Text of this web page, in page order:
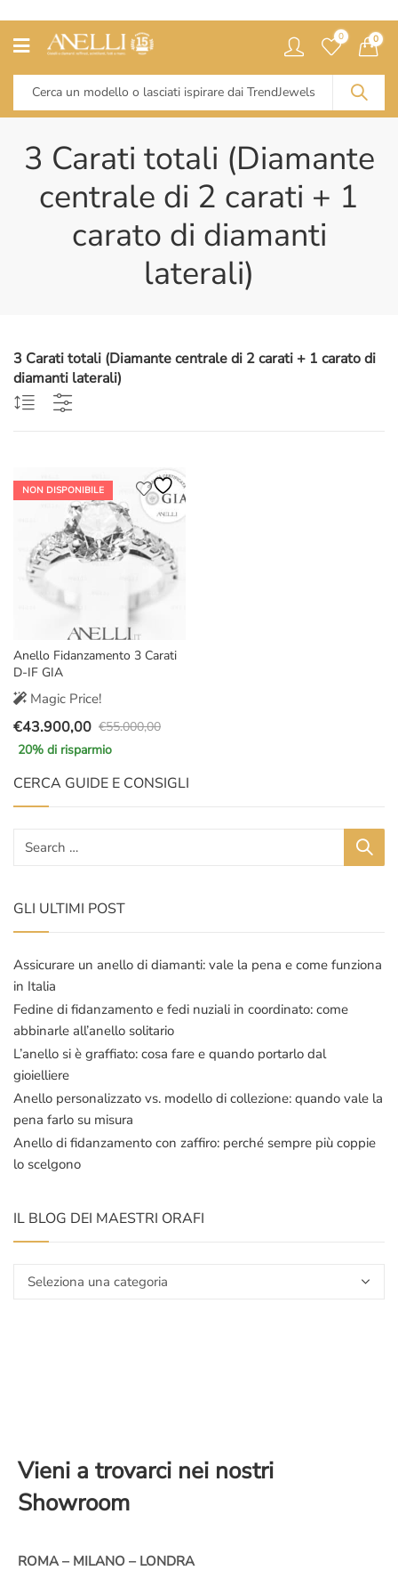
0 0
3 Carati totali (Diamante
centrale di 2 carati + 1
carato di diamanti
laterali)
3 Carati totali (Diamante centrale di 2 carati + 1 carato di
diamanti laterali)
NON DISPONIBILE
Anello Fidanzamento 3 Carati
D-IF GIA
Magic Price!
€55.000,00
Il
prezzo
originale
era:
€43.900,00
Il
prezzo
attuale
è:
20% di risparmio
CERCA GUIDE E CONSIGLI
GLI ULTIMI POST
Assicurare un anello di diamanti: vale la pena e come funziona
in Italia
Fedine di fidanzamento e fedi nuziali in coordinato: come
abbinarle all’anello solitario
L’anello si è graffiato: cosa fare e quando portarlo dal
gioielliere
Anello personalizzato vs. modello di collezione: quando vale la
pena farlo su misura
Anello di fidanzamento con zaffiro: perché sempre più coppie
lo scelgono
IL BLOG DEI MAESTRI ORAFI
Vieni a trovarci nei nostri
Showroom
ROMA – MILANO – LONDRA